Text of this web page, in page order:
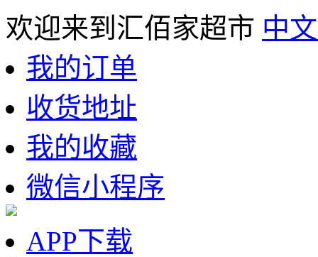
欢迎来到汇佰家超市 中
我的订单
收货地址
我的收藏
微信小程序
APP下载